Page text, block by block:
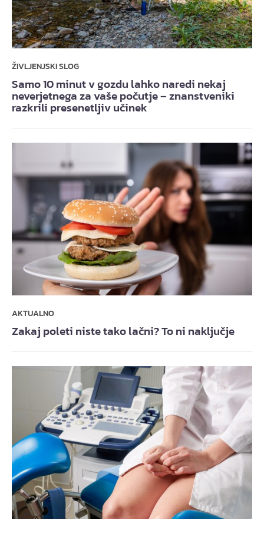
ŽIVLJENJSKI SLOG
Samo 10 minut v gozdu lahko naredi nekaj
neverjetnega za vaše počutje – znanstveniki
razkrili presenetljiv učinek
AKTUALNO
Zakaj poleti niste tako lačni? To ni naključje